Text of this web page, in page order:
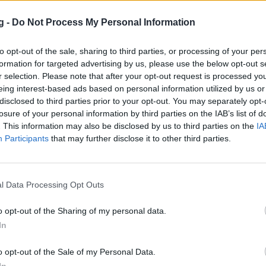
- Do Not Process My Personal Information
opt-out of the sale, sharing to third parties, or processing of your
for targeted advertising by us, please use the below opt-out
selection. Please note that after your opt-out request is processed
interest-based ads based on personal information utilized by us
to third parties prior to your opt-out. You may separately
of your personal information by third parties on the IAB’s list of
This information may also be disclosed by us to third parties on the
Participants that may further disclose it to other third parties.
Data Processing Opt Outs
opt-out of the Sharing of my personal data.
opt-out of the Sale of my Personal Data.
Αλεξάντερ, εκ των πραγμάτων ήταν
Κάτι που έγινε πράξη, με τον Καναδό
διάκριση.
ιστορία του ΝΒΑ που κερδίζει το βραβείο
31,1 πόντους, 4,3 ριμπάουντ, 6,6 ασίστ
συμβεί και διαφορετικά.
του ΝΒΑ, έχει οδηγήσει τους
αυτή τη σεζόν, με την ομάδα του να
τον φετινό τίτλο.
back to back MVP, ήταν ο Νίκολα
αυτή διάκριση, έχει πετύχει και ο
Gilgeous-Alexander has won his
Player award, becoming the 14th
back MVPs, multiple sources tell ESPN.
May 17, 2026